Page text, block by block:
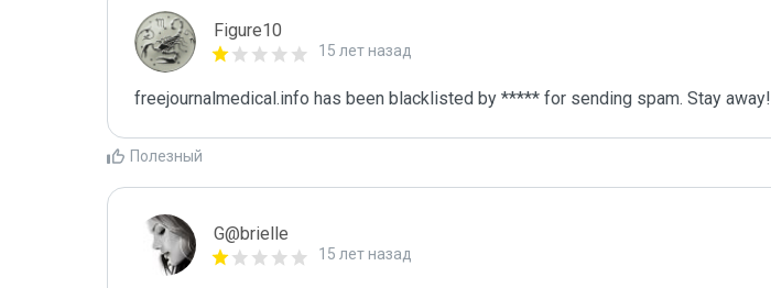
Figure10
15 лет назад
freejournalmedical.info has been blacklisted by ***** for sending spam. Stay away!
Полезный
G@brielle
15 лет назад